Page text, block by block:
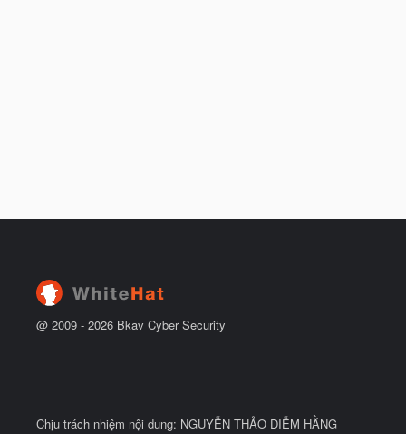
@ 2009 - 2026 Bkav Cyber Security
Chịu trách nhiệm nội dung: NGUYỄN THẢO DIỄM HẰNG